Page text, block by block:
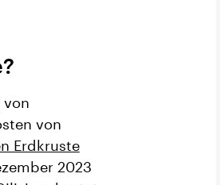
von
von
Erdkruste
2023